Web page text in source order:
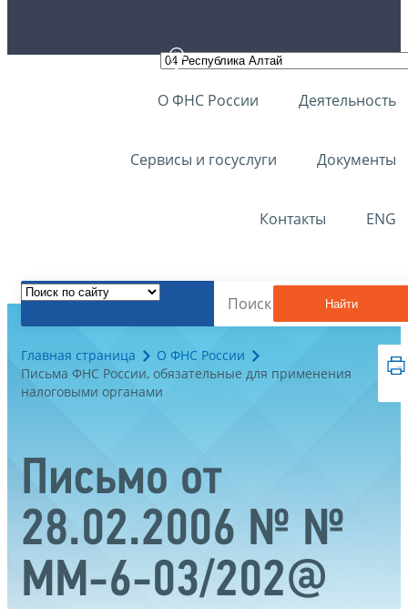
О ФНС России Деятельность
Сервисы и госуслуги Документы
Контакты ENG
Найти
Главная страница
О ФНС России
Письма ФНС России, обязательные для применения
налоговыми органами
Письмо от
28.02.2006 № №
ММ-6-03/202@